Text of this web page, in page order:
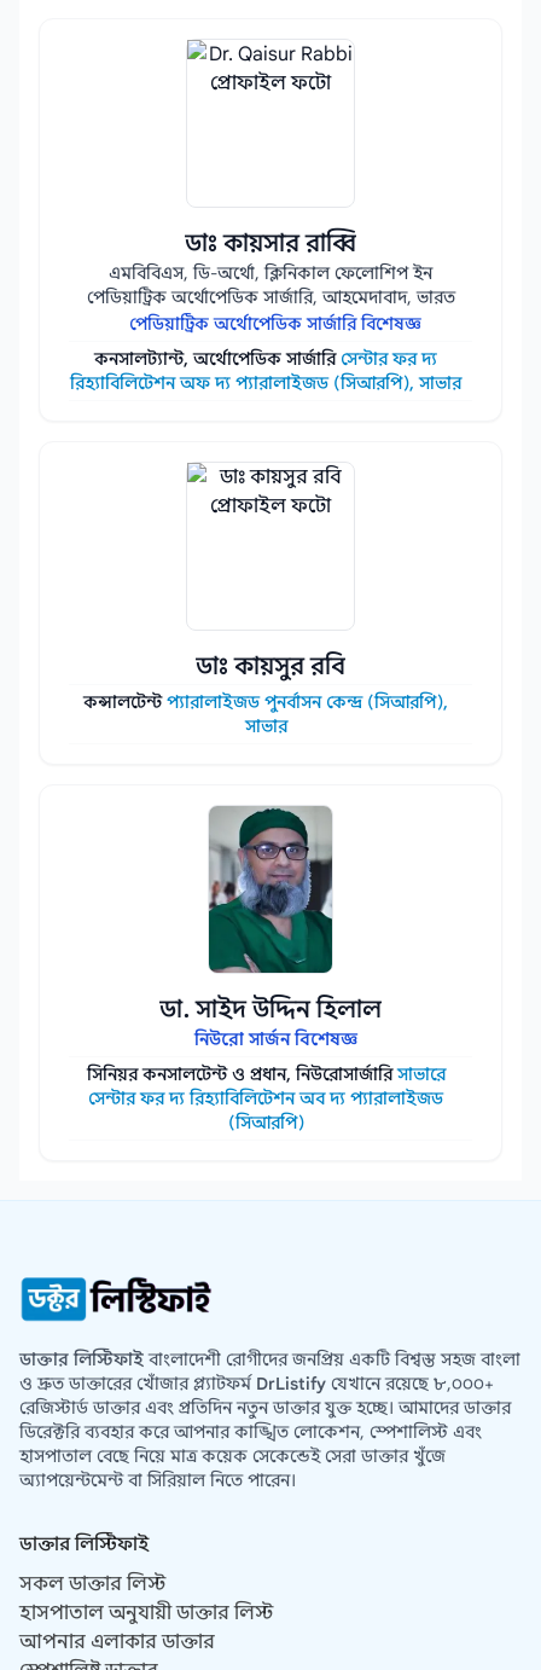
ডাঃ কায়সার রাব্বি
এমবিবিএস, ডি-অর্থো, ক্লিনিকাল ফেলোশিপ ইন
পেডিয়াট্রিক অর্থোপেডিক সার্জারি, আহমেদাবাদ, ভারত
পেডিয়াট্রিক অর্থোপেডিক সার্জারি বিশেষজ্ঞ
কনসালট্যান্ট, অর্থোপেডিক সার্জারি সেন্টার ফর দ্য
রিহ্যাবিলিটেশন অফ দ্য প্যারালাইজড (সিআরপি), সাভার
ডাঃ কায়সুর রবি
কন্সালটেন্টপ্যারালাইজড পুনর্বাসন কেন্দ্র (সিআরপি),
সাভার
ডা. সাইদ উদ্দিন হিলাল
নিউরো সার্জন বিশেষজ্ঞ
সিনিয়র কনসালটেন্ট ও প্রধান, নিউরোসার্জারিসাভারে
সেন্টার ফর দ্য রিহ্যাবিলিটেশন অব দ্য প্যারালাইজড
(সিআরপি)
ডাক্তার লিস্টিফাইবাংলাদেশী রোগীদের জনপ্রিয় একটি বিশ্বস্ত সহজ বাংলা
ও দ্রুত ডাক্তারের খোঁজার প্ল্যাটফর্ম DrListify যেখানে রয়েছে ৮,০০০+
রেজিস্টার্ড ডাক্তার এবং প্রতিদিন নতুন ডাক্তার যুক্ত হচ্ছে। আমাদের ডাক্তার
ডিরেক্টরি ব্যবহার করে আপনার কাঙ্খিত লোকেশন, স্পেশালিস্ট এবং
হাসপাতাল বেছে নিয়ে মাত্র কয়েক সেকেন্ডেই সেরা ডাক্তার খুঁজে
অ্যাপয়েন্টমেন্ট বা সিরিয়াল নিতে পারেন।
ডাক্তার লিস্টিফাই
সকল ডাক্তার লিস্ট
হাসপাতাল অনুযায়ী ডাক্তার লিস্ট
আপনার এলাকার ডাক্তার